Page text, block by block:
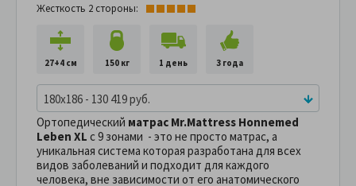
Жесткость 2 стороны:
27+4 см 150 кг 1 день 3 года
180x186 - 130 419 руб.
Ортопедический матрас Mr.Mattress Honnemed
Leben XL с 9 зонами - это не просто матрас, а
уникальная система которая разработана для всех
видов заболеваний и подходит для каждого
человека, вне зависимости от его анатомического